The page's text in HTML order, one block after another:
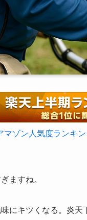
マゾン人気度ランキ
ますね。
にキツくなる。炎天